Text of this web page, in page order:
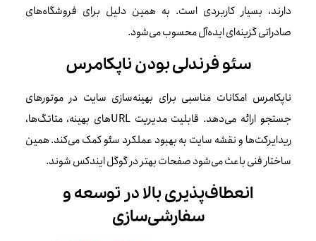
دارند، بسیار کاربردی است. به همین دلیل برای فروشگاه‌های
صادراتی گزینه‌ای ایده‌آل محسوب می‌شود.
سئو فرندلی بودن ناپکامرس
ناپکامرس امکانات مناسبی برای بهینه‌سازی سایت در موتورهای
جستجو ارائه می‌دهد. قابلیت مدیریت URLهای بهینه، متاتگ‌ها،
ریدایرکت‌ها و نقشه سایت به بهبود عملکرد سئو کمک می‌کند. همین
ساختار فنی باعث می‌شود صفحات بهتر در گوگل ایندکس شوند.
انعطاف‌پذیری بالا در توسعه و
سفارشی‌سازی